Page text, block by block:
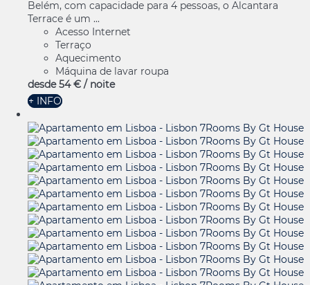
Belém, com capacidade para 4 pessoas, o Alcantara
Terrace é um ...
Acesso Internet
Terraço
Aquecimento
Máquina de lavar roupa
desde 54 € / noite
+ INFO